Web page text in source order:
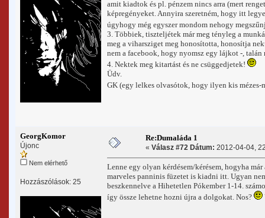
amit kiadtok és pl. pénzem nincs arra (mert
képregényeket. Annyira szeretném, hogy itt
úgyhogy még egyszer mondom nehogy
3. Többiek, tiszteljétek már meg tényleg a
meg a viharsziget meg honosította, honosítja
nem a facebook, hogy nyomsz egy lájkot -, talán
4. Nektek meg kitartást és ne csüggedjetek!
Üdv.
GK (egy lelkes olvasótok, hogy ilyen kis mézes-
GeorgKomor
Újonc
Nem elérhető
Hozzászólások: 25
Re:Dumaláda 1
« Válasz #72 Dátum: 2012-04-04,
Lenne egy olyan kérdésem/kérésem, hogyha
marveles panninis füzetet is kiadni itt. Ugyan
beszkennelve a Hihetetlen Pókember 1-14.
így össze lehetne hozni újra a dolgokat. Nos?